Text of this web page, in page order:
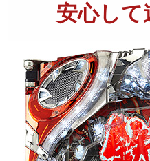
安心して